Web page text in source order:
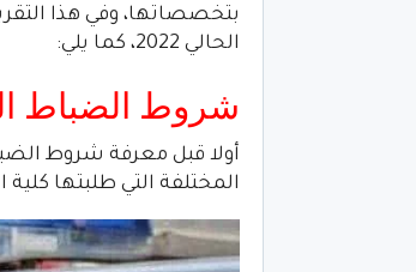
بتخصصاتها، وفي هذا
الحالي 2022، كما يلي:
شروط الضباط
المختلفة التي طلبتها